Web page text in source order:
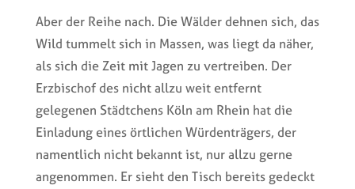
Aber der Reihe nach. Die Wälder dehnen sich, das
Wild tummelt sich in Massen, was liegt da näher,
als sich die Zeit mit Jagen zu vertreiben. Der
Erzbischof des nicht allzu weit entfernt
gelegenen Städtchens Köln am Rhein hat die
Einladung eines örtlichen Würdenträgers, der
namentlich nicht bekannt ist, nur allzu gerne
angenommen. Er sieht den Tisch bereits gedeckt